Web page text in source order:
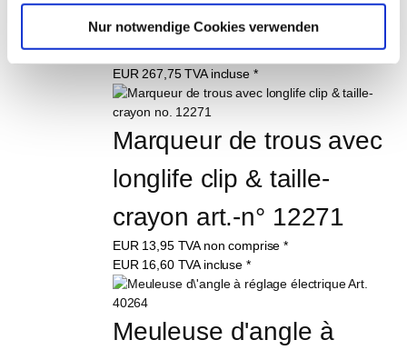
Nur notwendige Cookies verwenden
d'article 40559
EUR225,00TVA non comprise *
EUR 267,75TVA incluse *
Marqueur de trous avec
longlife clip & taille-
crayon art.-n° 12271
EUR 13,95 TVA non comprise *
EUR 16,60 TVA incluse *
Meuleuse d'angle à